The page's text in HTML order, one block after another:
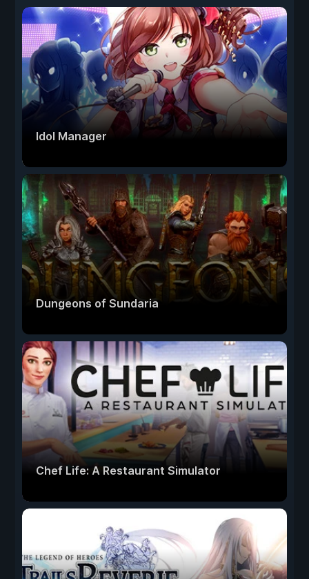
Idol Manager
Dungeons of Sundaria
Chef Life: A Restaurant Simulator